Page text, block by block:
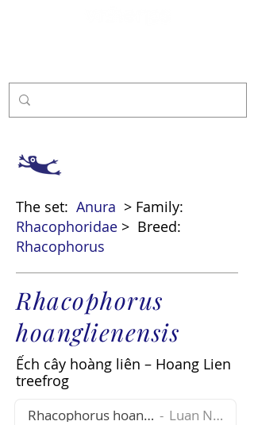
The set: Anura > Family:
Rhacophoridae > Breed:
Rhacophorus
Rhacophorus
hoanglienensis
Ếch cây hoàng liên – Hoang Lien
treefrog
Rhacophorus hoanglienensis Luan Nguyen